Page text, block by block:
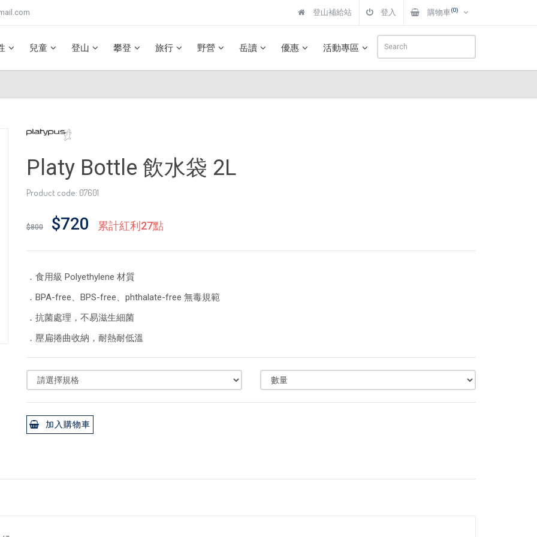
登山補給站 登入 購物車(0)
兒童 登山 攀登 旅行 野營 岳讀 優惠 活動專區
Platy Bottle 飲水袋 2L
Product code: 07601
$800 $720 累計紅利27點
．食用級 Polyethylene 材質
．BPA-free、BPS-free、phthalate-free 無毒規範
．抗菌處理，不易滋生細菌
．壓扁捲曲收納，耐熱耐低溫
加入購物車